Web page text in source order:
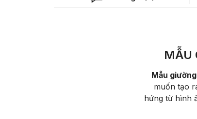
MẪU
Mẫu
muốn tạo
hứng từ hình